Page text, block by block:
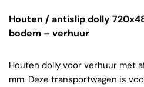
Houten / antislip dolly
bodem – verhuur
Houten dolly voor verhuur met
mm. Deze transportwagen is